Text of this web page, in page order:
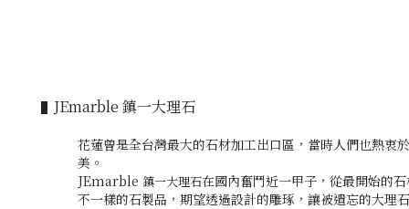
▌ JEmarble 鎮一大理石
花蓮曾是全台灣最大的石材加工出口區，當時人們也熱衷
美。
JEmarble 鎮一大理石在國內奮鬥近一甲子 ， 從最開始的
不一樣的石製品 ， 期望透過設計的雕琢 ， 讓被遺忘的大理